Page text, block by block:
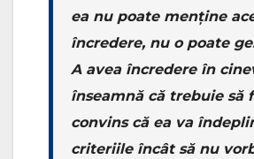
ea nu poate menține
încredere, nu o poate
A avea încredere în
înseamnă că trebuie să
convins că ea va
criteriile încât să nu